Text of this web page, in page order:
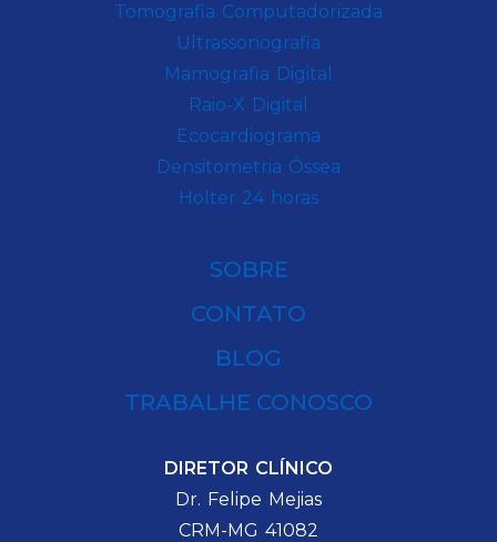
Tomografia Computadorizada
Ultrassonografia
Mamografia Digital
Raio-X Digital
Ecocardiograma
Densitometria Óssea
Holter 24 horas
SOBRE
CONTATO
BLOG
TRABALHE CONOSCO
DIRETOR CLÍNICO
Dr. Felipe Mejias
CRM-MG 41082